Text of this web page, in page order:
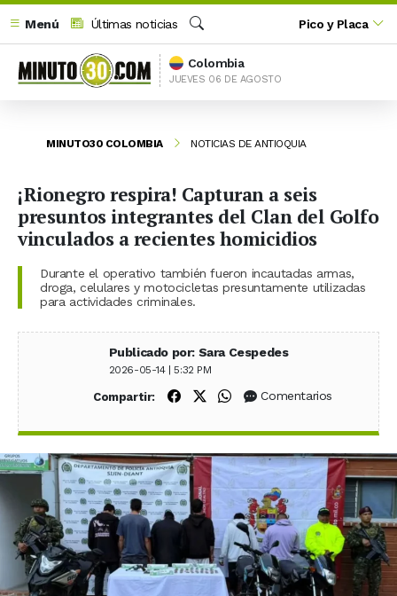
Menú
Últimas noticias
Buscar
Pico y Placa
Colombia
JUEVES 06 DE AGOSTO
MINUTO30 COLOMBIA NOTICIAS DE ANTIOQUIA
¡Rionegro respira! Capturan a seis
presuntos integrantes del Clan del Golfo
vinculados a recientes homicidios
Durante el operativo también fueron incautadas armas,
droga, celulares y motocicletas presuntamente utilizadas
para actividades criminales.
Publicado por: Sara Cespedes
2026-05-14 | 5:32 PM
Compartir: Compartir en Facebook
Compartir en X (Twitter)
Compartir en WhatsApp
Comentarios